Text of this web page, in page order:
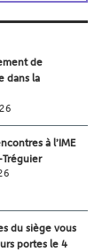
de
dans la
à l’IME
du siège vous
portes le 4